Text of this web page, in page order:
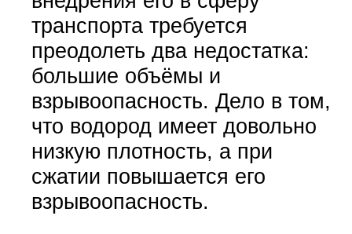
транспорта требуется
преодолеть два недостатка:
большие объёмы и
взрывоопасность. Дело в том,
что водород имеет довольно
низкую плотность, а при
сжатии повышается его
взрывоопасность.